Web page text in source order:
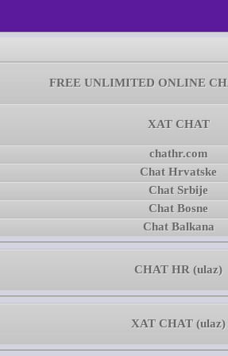
FREE UNLIMITED ONLINE
XAT CHAT
chathr.com
Chat Hrvatske
Chat Srbije
Chat Bosne
Chat Balkana
CHAT HR (ulaz)
XAT CHAT (ulaz)